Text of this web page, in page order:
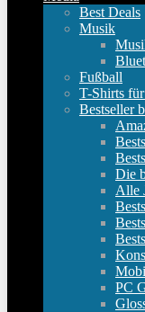
Best Deals
Musik
Fußball
T-Shirts
Bestseller
Die
Alle
PC